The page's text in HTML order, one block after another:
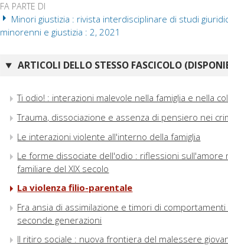
FA PARTE DI
Minori giustizia : rivista interdisciplinare di studi
minorenni e giustizia : 2, 2021
ARTICOLI DELLO STESSO FASCICOLO
Ti odio! : interazioni malevole nella famiglia e nella
Trauma, dissociazione e assenza di pensiero nei
Le interazioni violente all'interno della famiglia
Le forme dissociate dell'odio : riflessioni sull'amore
familiare del XIX secolo
La violenza filio-parentale
Fra ansia di assimilazione e timori di
seconde generazioni
Il ritiro sociale : nuova frontiera del malessere